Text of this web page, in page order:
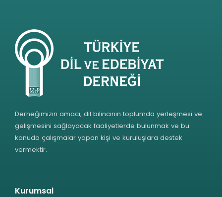
Derneğimizin amacı, dil bilincinin toplumda yerleşmesi ve
gelişmesini sağlayacak faaliyetlerde bulunmak ve bu
konuda çalışmalar yapan kişi ve kuruluşlara destek
vermektir.
Kurumsal